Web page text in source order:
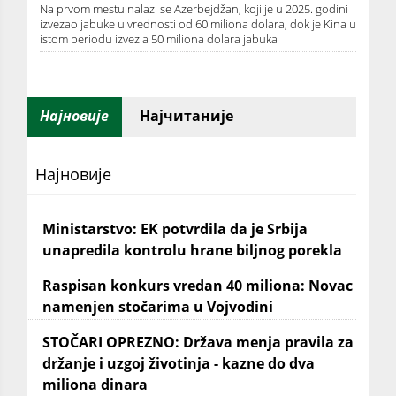
Na prvom mestu nalazi se Azerbejdžan, koji je u 2025. godini
izvezao jabuke u vrednosti od 60 miliona dolara, dok je Kina u
istom periodu izvezla 50 miliona dolara jabuka
Најновије Најчитаније
Најновије
Ministarstvo: EK potvrdila da je Srbija
unapredila kontrolu hrane biljnog porekla
Raspisan konkurs vredan 40 miliona: Novac
namenjen stočarima u Vojvodini
STOČARI OPREZNO: Država menja pravila za
držanje i uzgoj životinja - kazne do dva
miliona dinara